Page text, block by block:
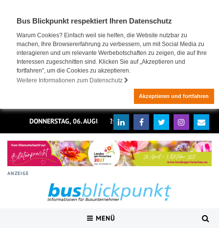
Bus Blickpunkt respektiert Ihren Datenschutz
Warum Cookies? Einfach weil sie helfen, die Website nutzbar zu
machen, Ihre Browsererfahrung zu verbessern, um mit Social Media zu
interagieren und um relevante Werbebotschaften zu zeigen, die auf Ihre
Interessen zugeschnitten sind. Klicken Sie auf „Akzeptieren und
fortfahren", um die Cookies zu akzeptieren.
Weitere Informationen zum Datenschutz
Akzeptieren und fortfahren
DONNERSTAG, 06. AUGUST 2026
ANZEIGE
MENÜ